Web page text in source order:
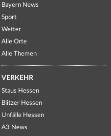
Bayern News
Sport
Wetter
Alle Orte
Alle Themen
VERKEHR
Staus Hessen
Blitzer Hessen
Unfälle Hessen
A3 News